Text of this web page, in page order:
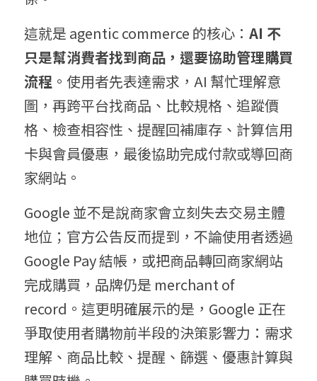
這就是 agentic commerce 的核心： AI 不
只是幫消費者找到商品，還要協助管理購買
流程 。使用者先表達需求，AI 幫忙理解意
圖，再跨平台找商品、比較規格、追蹤價
格、檢查相容性、提醒回補庫存、計算信用
卡與會員優惠，最後協助完成付款或導回商
家網站。
Google 並不是說商家會立刻失去交易主體
地位；官方公告反而提到，不論使用者透過
Google Pay 結帳，或把商品轉回商家網站
完成購買，品牌仍是 merchant of
record。這更明確展示的是，Google 正在
爭取使用者購物前半段的決策影響力：需求
理解、商品比較、提醒、篩選、優惠計算與